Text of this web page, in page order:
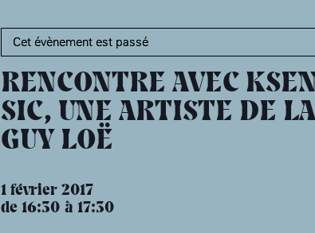
Cet évènement est passé
RENCONTRE AVEC
SIC, UNE ARTISTE DE
GUY LOË
1 février 2017
de 16:30
17:30
PRÉSENTATION
Fondation des Artistes
Équipe
MISSIONS
Aider à la production
d’oeuvres d’art
VISITEZ
À NOGENT-SUR-MARNE
MABA
des